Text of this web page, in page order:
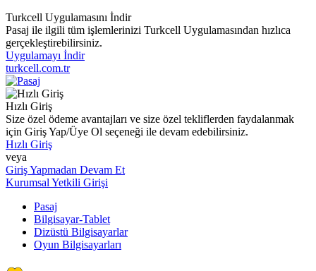
Turkcell Uygulamasını İndir
Pasaj ile ilgili tüm işlemlerinizi Turkcell Uygulamasından hızlıca
gerçekleştirebilirsiniz.
Uygulamayı İndir
turkcell.com.tr
Hızlı Giriş
Size özel ödeme avantajları ve size özel tekliflerden faydalanmak
için Giriş Yap/Üye Ol seçeneği ile devam edebilirsiniz.
Hızlı Giriş
veya
Giriş Yapmadan Devam Et
Kurumsal Yetkili Girişi
Pasaj
Bilgisayar-Tablet
Dizüstü Bilgisayarlar
Oyun Bilgisayarları